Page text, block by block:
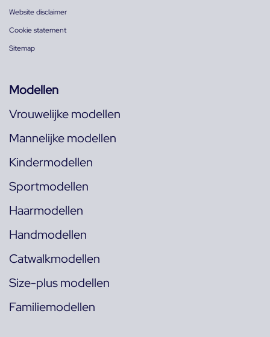
Website disclaimer
Cookie statement
Sitemap
Modellen
Vrouwelijke modellen
Mannelijke modellen
Kindermodellen
Sportmodellen
Haarmodellen
Handmodellen
Catwalkmodellen
Size-plus modellen
Familiemodellen